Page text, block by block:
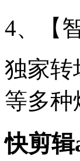
4、【
独家转
等多种
快剪辑